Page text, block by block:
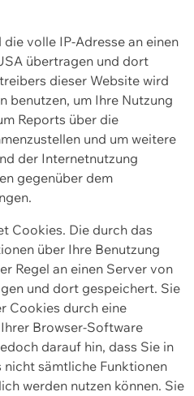
volle IP-Adresse an einen
übertragen und dort
dieser Website wird
benutzen, um Ihre Nutzung
Reports über die
und um weitere
der Internetnutzung
gegenüber dem
Cookies. Die durch das
über Ihre Benutzung
Regel an einen Server von
und dort gespeichert. Sie
Cookies durch eine
Browser-Software
darauf hin, dass Sie in
nicht sämtliche Funktionen
werden nutzen können. Sie